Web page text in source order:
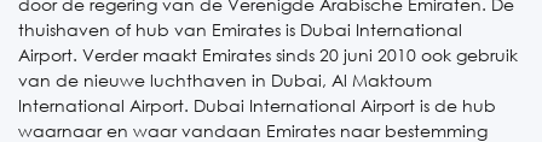
door de regering van de Verenigde Arabische Emiraten. De
thuishaven of hub van Emirates is Dubai International
Airport. Verder maakt Emirates sinds 20 juni 2010 ook gebruik
van de nieuwe luchthaven in Dubai, Al Maktoum
International Airport. Dubai International Airport is de hub
waarnaar en waar vandaan Emirates naar bestemming